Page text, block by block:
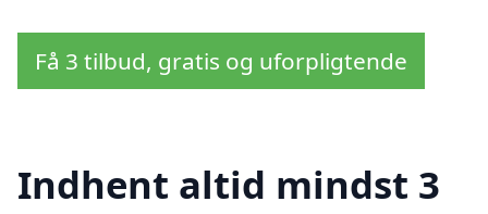
Få 3 tilbud, gratis og uforpligtende
Indhent altid mindst 3